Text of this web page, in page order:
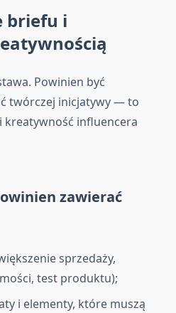
briefu i
Powinien być
twórczej inicjatywy — to
kreatywność influencera
zawierać
sprzedaży,
test produktu);
i elementy, które muszą